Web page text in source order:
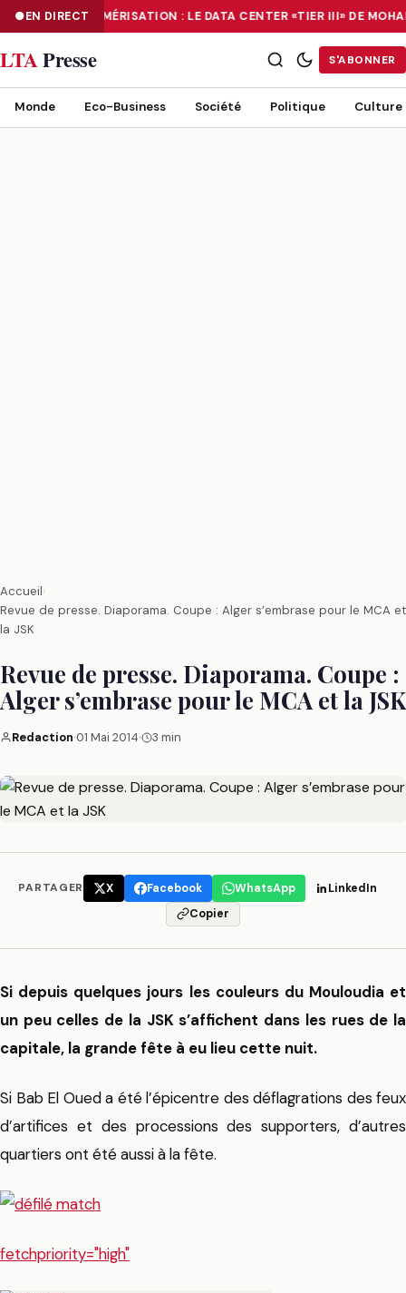
EN DIRECTNUMÉRISATION : LE DATA CENTER «TIER III» DE
NUMÉRISATION : LE DATA CENTER «TIER III» DE MOHAMMADIA, UN
LTAPresse S'ABONNER
Monde Eco-Business Société Politique Culture
Accueil›
Revue de presse. Diaporama. Coupe : Alger s’embrase pour le MCA et
la JSK
Revue de presse. Diaporama. Coupe :
Alger s’embrase pour le MCA et la JSK
Redaction·01 Mai 2014· 3 min
PARTAGER X Facebook WhatsApp
LinkedIn
Copier
Si depuis quelques jours les couleurs du Mouloudia et
un peu celles de la JSK s’affichent dans les rues de la
capitale, la grande fête à eu lieu cette nuit.
Si Bab El Oued a été l’épicentre des déflagrations des feux
d’artifices et des processions des supporters, d’autres
quartiers ont été aussi à la fête.
fetchpriority="high"